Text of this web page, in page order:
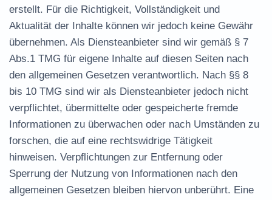
erstellt. Für die Richtigkeit, Vollständigkeit und
Aktualität der Inhalte können wir jedoch keine Gewähr
übernehmen. Als Diensteanbieter sind wir gemäß § 7
Abs.1 TMG für eigene Inhalte auf diesen Seiten nach
den allgemeinen Gesetzen verantwortlich. Nach §§ 8
bis 10 TMG sind wir als Diensteanbieter jedoch nicht
verpflichtet, übermittelte oder gespeicherte fremde
Informationen zu überwachen oder nach Umständen zu
forschen, die auf eine rechtswidrige Tätigkeit
hinweisen. Verpflichtungen zur Entfernung oder
Sperrung der Nutzung von Informationen nach den
allgemeinen Gesetzen bleiben hiervon unberührt. Eine